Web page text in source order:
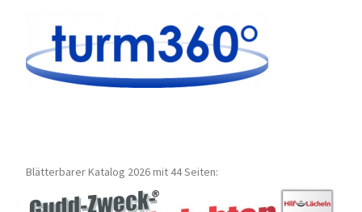
Blätterbarer Katalog 2026 mit 44 Seiten: